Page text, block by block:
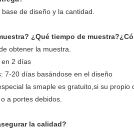
de diseño y la cantidad.
¿Qué tiempo de
obtener la muestra.
2 días
7-20 días basándose en el diseño
la smaple es gratuito,si su
a portes debidos.
la calidad?